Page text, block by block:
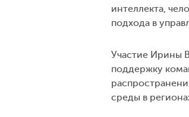
интеллекта,
подхода в
Участие Ирины
поддержку
среды в